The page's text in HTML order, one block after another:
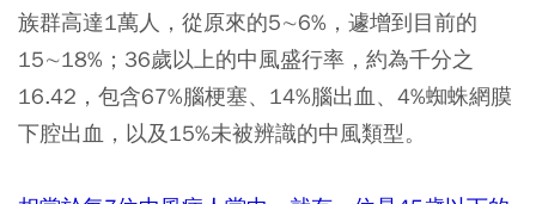
族群高達1萬人，從原來的5∼6%，遽增到目前的
15∼18%；36歲以上的中風盛行率，約為千分之
16.42，包含67%腦梗塞、14%腦出血、4%蜘蛛網膜
下腔出血，以及15%未被辨識的中風類型。